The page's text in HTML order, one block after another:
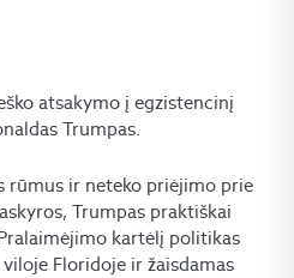
atsakymo į egzistencinį
Trumpas.
rūmus ir neteko priėjimo prie
Trumpas praktiškai
kartėlį politikas
Floridoje ir žaisdamas